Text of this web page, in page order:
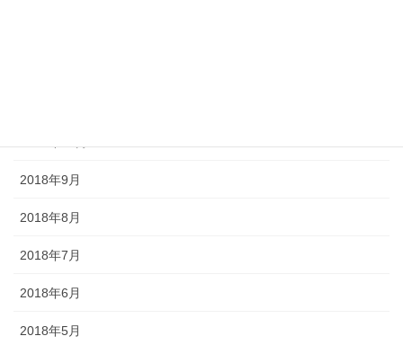
2018年9月
2018年8月
2018年7月
2018年6月
2018年5月